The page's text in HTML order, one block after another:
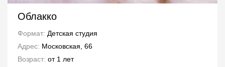
Облакко
Формат: Детская студия
Адрес: Московская, 66
Возраст: от 1 лет